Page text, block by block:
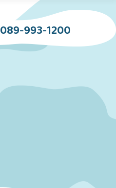
089-993-1200